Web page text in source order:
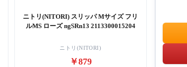
ニトリ(NITORI) スリッパ Mサイズ フリ
ルMS ローズ ngSRn13 2113300015204
ニトリ(NITORI)
￥879